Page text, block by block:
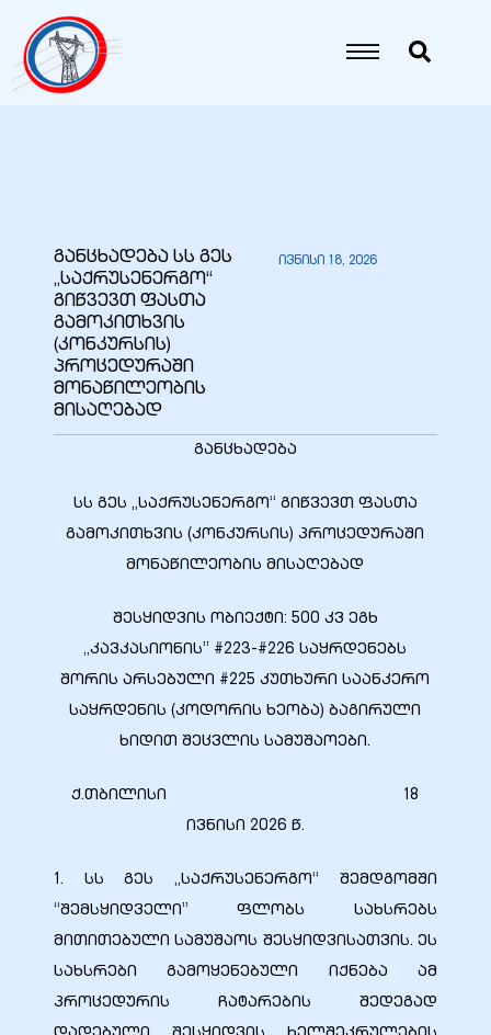
განცხადება სს გეს
„საქრუსენერგო“
გიწვევთ ფასთა
გამოკითხვის
(კონკურსის)
პროცედურაში
მონაწილეობის
მისაღებად
ივნისი 18, 2026
განცხადება
სს გეს „საქრუსენერგო“ გიწვევთ ფასთა
გამოკითხვის (კონკურსის) პროცედურაში
მონაწილეობის მისაღებად
შესყიდვის ობიექტი: 500 კვ ეგხ
,,კავკასიონის’’ #223-#226 საყრდენებს
შორის არსებული #225 კუთხური საანკერო
საყრდენის (კოდორის ხეობა) ბაგირული
ხიდით შეცვლის სამუშაოები.
ქ.თბილისი 18
ივნისი 2026 წ.
1. სს გეს „საქრუსენერგო“ შემდგომში
“შემსყიდველი” ფლობს სახსრებს
მითითებული სამუშაოს შესყიდვისათვის. ეს
სახსრები გამოყენებული იქნება ამ
პროცედურის ჩატარების შედეგად